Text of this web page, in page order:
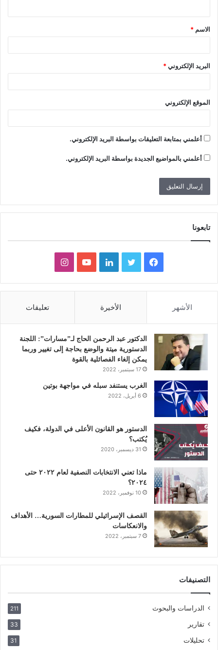
ق
*
الاسم *
البريد الإلكتروني*
الموقع الإلكتروني
أعلمني بمتابعة التعليقات بواسطة البريد الإلكتروني.
أعلمني بالمواضيع الجديدة بواسطة البريد الإلكتروني.
تابعونا
ي
و
ك
و
ر
ي
د
إ
و
و
ب
ن
ق
الأشهر الأخيرة تعليقات
الدكتور عبد الرحمن الحاج لـ”مسارات”: اللجنة
الدستورية ميتة والوضع بحاجة إلى تغيير وربما
يمكن إلغاء الفصائلية بالقوة
17 سبتمبر، 2022
الغرب يستنفد سبله في مواجهة بوتين
6 أبريل، 2022
الدستور هو القانون الأعلى في الدولة، فكيف
يُكتب؟
31 ديسمبر، 2020
ماذا تعني الانتخابات النصفية لعام ٢٠٢٢ حتى
٢٠٢٤؟
10 نوفمبر، 2022
القصف الإسرائيلي للمطارات السورية… الأهداف
والانعكاسات
7 سبتمبر، 2022
التصنيفات
الدراسات والبحوث 211
تقارير 33
تحليلات 31